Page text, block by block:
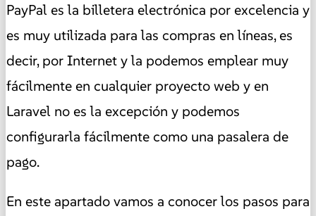
PayPal es la billetera electrónica por excelencia y
es muy utilizada para las compras en líneas, es
decir, por Internet y la podemos emplear muy
fácilmente en cualquier proyecto web y en
Laravel no es la excepción y podemos
configurarla fácilmente como una pasalera de
pago.
En este apartado vamos a conocer los pasos para